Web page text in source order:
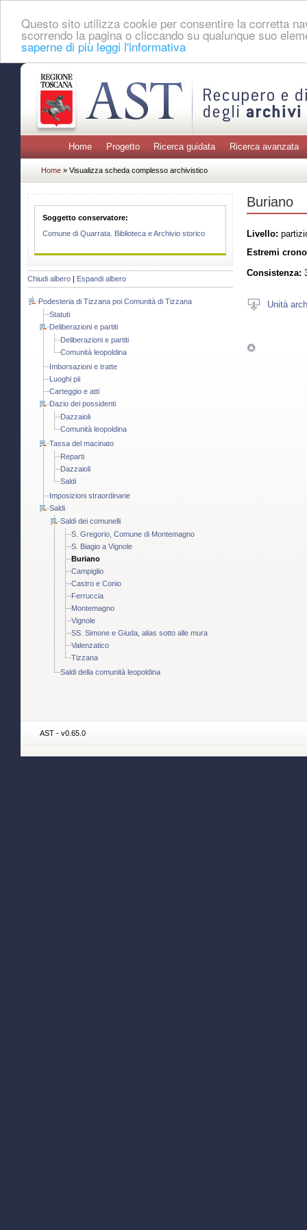
Questo sito utilizza cookie per consentire la corretta
scorrendo la pagina o cliccando su qualunque suo
saperne di più leggi l'informativa
Home Progetto Ricerca guidata Ricerca avanzata
Home » Visualizza scheda complesso archivistico
Soggetto conservatore:
Comune di Quarrata. Biblioteca e Archivio storico
Chiudi albero Espandi albero
Podesteria di Tizzana poi Comunità di Tizzana
Statuti
Deliberazioni e partiti
Deliberazioni e partiti
Comunità leopoldina
Imborsazioni e tratte
Luoghi pii
Carteggio e atti
Dazio dei possidenti
Dazzaioli
Comunità leopoldina
Tassa del macinato
Reparti
Dazzaioli
Saldi
Imposizioni straordinarie
Saldi
Saldi dei comunelli
S. Gregorio, Comune di Montemagno
S. Biagio a Vignole
Buriano
Campiglio
Castro e Conio
Ferruccia
Montemagno
Vignole
SS. Simone e Giuda, alias sotto alle mura
Valenzatico
Tizzana
Saldi della comunità leopoldina
Buriano
Livello:
Estremi
Consistenza:
Unità
AST - v0.65.0